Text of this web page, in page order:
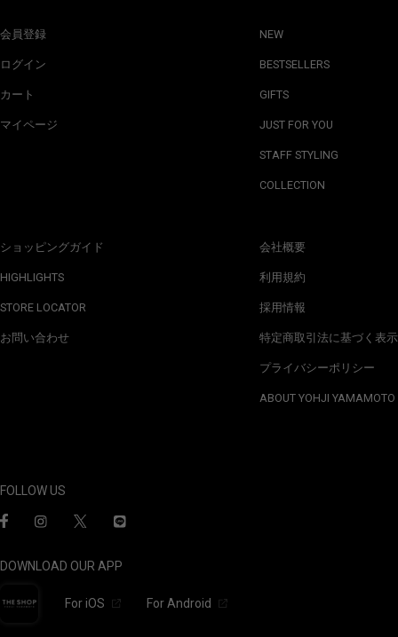
会員登録
ログイン
カート
マイページ
ショッピングガイド
HIGHLIGHTS
STORE LOCATOR
お問い合わせ
NEW
BESTSELLERS
GIFTS
JUST FOR YOU
STAFF STYLING
COLLECTION
会社概要
利用規約
採用情報
特定商取引法に基づく表示
プライバシーポリシー
ABOUT YOHJI YAMAMOTO
FOLLOW US
DOWNLOAD OUR APP
For iOS For Android